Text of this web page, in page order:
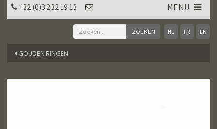
NL FR EN
+32 (0)3 232 19 13 MENU
GOUDEN RINGEN